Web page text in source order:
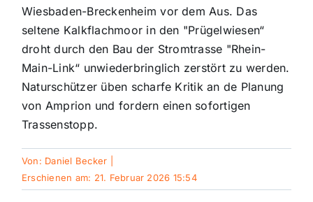
Panorama
Mein Stadtteil
Verkehrsmeldungen
Wiesbaden-Breckenheim vor dem Aus. Das
seltene Kalkflachmoor in den "Prügelwiesen“
droht durch den Bau der Stromtrasse "Rhein-
Main-Link“ unwiederbringlich zerstört zu werden.
Naturschützer üben scharfe Kritik an de Planung
von Amprion und fordern einen sofortigen
Trassenstopp.
Von: Daniel Becker
Erschienen am: 21. Februar 2026 15:54